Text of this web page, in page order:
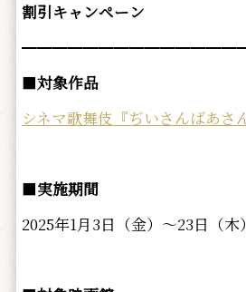
割引キャンペーン
■対象作品
シネマ歌舞伎『ぢいさんばあさ
■実施期間
2025年1月3日（金）～23日（木）